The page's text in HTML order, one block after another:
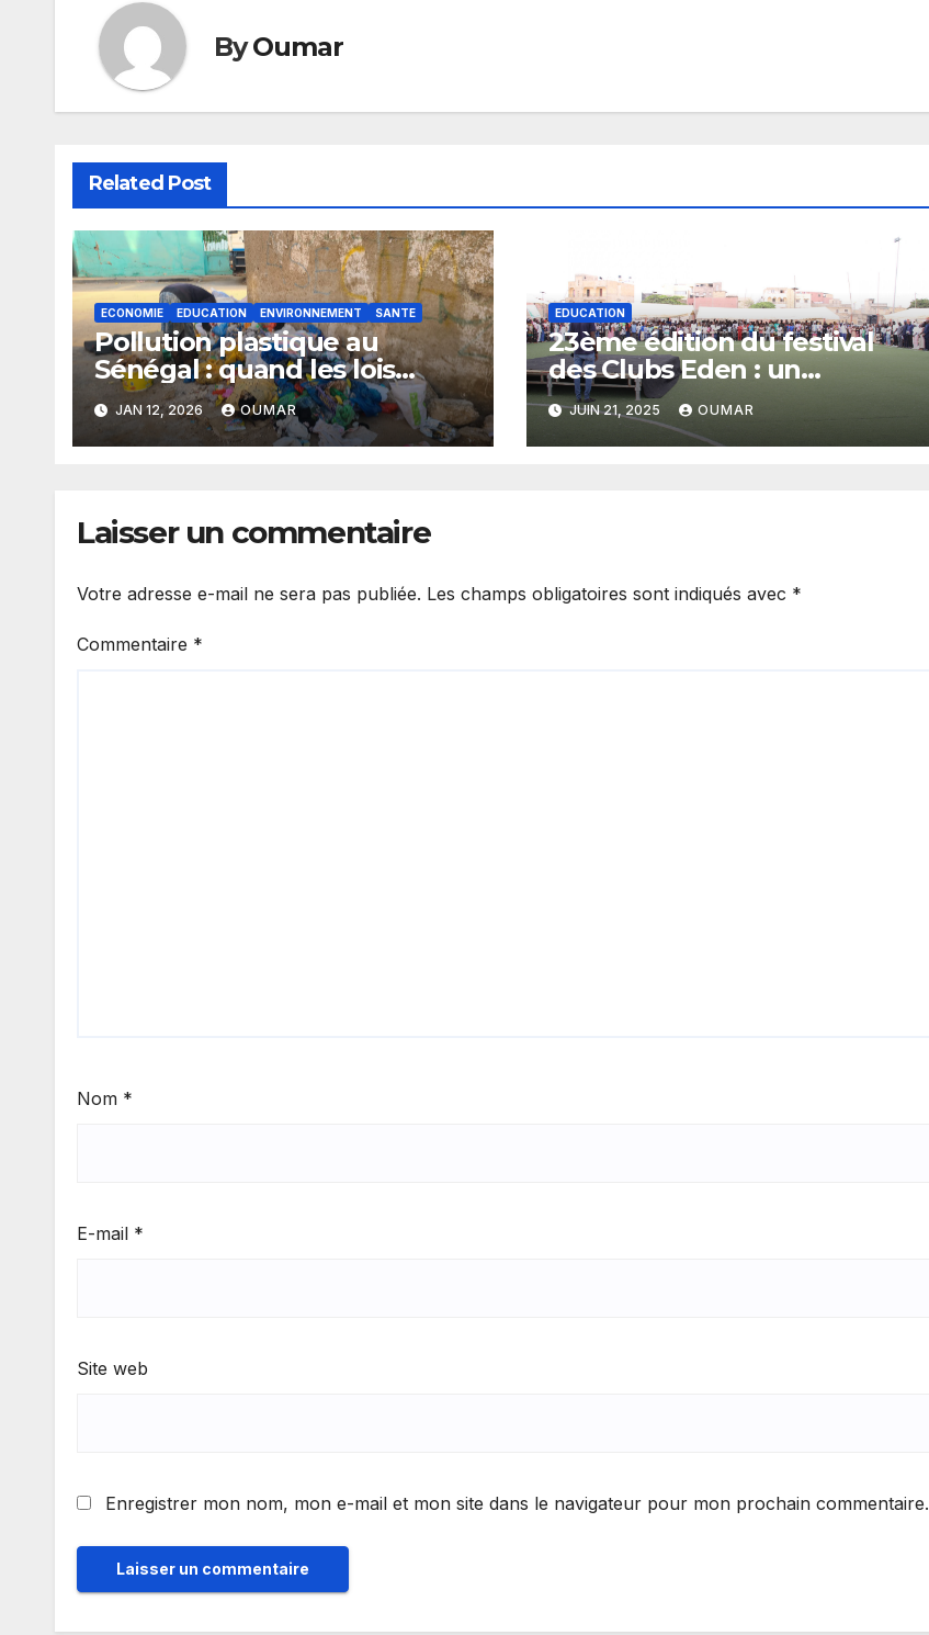
ByOumar
Related Post
ECONOMIE EDUCATION ENVIRONNEMENT SANTE
Pollution plastique au
Sénégal : quand les lois
restent sans effet
JAN 12, 2026 OUMAR
EDUCATION
23ème édition du festival
des Clubs Eden : un
plaidoyer pour un budget
sensible aux droits de
l’enfant
JUIN 21, 2025 OUMAR
Laisser un commentaire
Votre adresse e-mail ne sera pas publiée. Les champs obligatoires sont indiqués avec *
Commentaire *
Nom *
E-mail *
Site web
Enregistrer mon nom, mon e-mail et mon site dans le navigateur pour mon prochain commentaire.